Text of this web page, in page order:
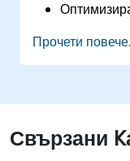
Използват
в реално
устройства.
Прочети
Свързани